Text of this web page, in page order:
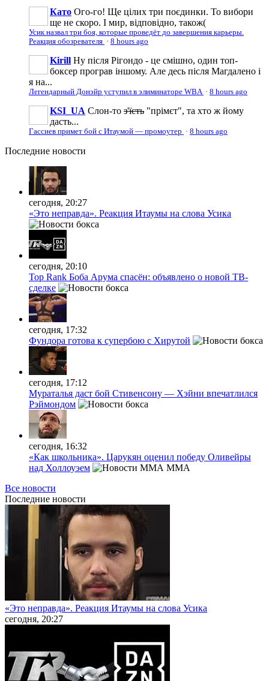
Като Ого-го! Ще цілих три поєдинки. То вибори
ще не скоро. І мир, відповідно, також(
Усик назвал три боя, которые проведёт до завершения карьеры.
Реакция обозревателя · 8 hours ago
Kirill Ну після Рігондо - це смішно, один топ-
боксер програв іншому. Але десь після Магдалено і
я на...
Легендарный Донэйр уступил в элиминаторе WBA · 8 hours ago
KSI_UA Слон-то з'їсть "прімєт", та хто ж йому
дасть...
Гассиев примет бой с Итаумой — промоутер · 8 hours ago
Последние новости
сегодня, 20:27
«Это неправда». Реакция Итаумы на слова Усика
сегодня, 20:10
Top Rank Боба Арума спасён: объявлено о новой ТВ-
сделке
сегодня, 17:32
Фундора готова к супербою с Хирутой
сегодня, 17:12
Мураталья даст бой Стивенсону — Хэйни впечатлился
Рэймондом
сегодня, 16:32
«Как школьника». Царукян оценил победу Оливейры
над Холлоуэем
MMA
Все новости
Последние новости
«Это неправда». Реакция Итаумы на слова Усика
сегодня, 20:27